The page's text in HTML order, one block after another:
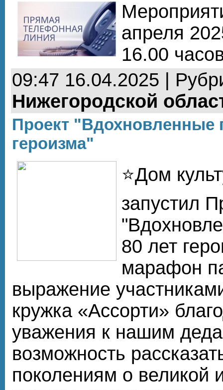
апреля
16.00
09:47 16.04.2025 |
Нижегородской
Проект "Вдохновленные
героизма"
⭐Дом
запустил
80 лет
марафон
выражение
кружка «Ассорти»
уважения к нашим
возможность
поколениям о великой